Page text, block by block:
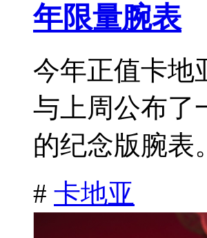
年限量腕表
今年正值卡地
与上周公布了
的纪念版腕表
# 卡地亚